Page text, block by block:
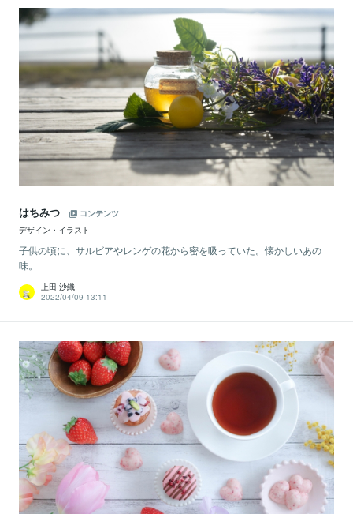
はちみつ
コンテンツ
デザイン・イラスト
子供の頃に、サルビアやレンゲの花から密を吸っていた。懐かしいあの
味。
上田 沙織
2022/04/09 13:11